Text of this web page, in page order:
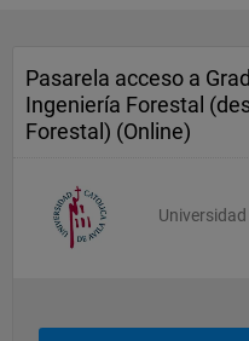
Pasarela acceso a
Ingeniería Forestal
Forestal) (Online)